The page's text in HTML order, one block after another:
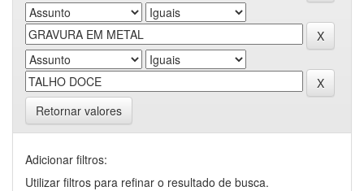
Retornar valores
Adicionar filtros:
Utilizar filtros para refinar o resultado de busca.